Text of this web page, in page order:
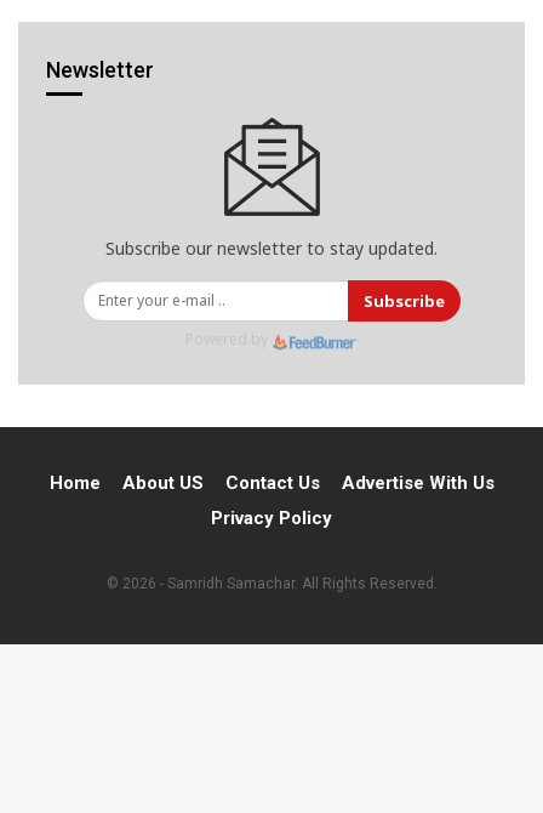
Newsletter
Subscribe our newsletter to stay updated.
Subscribe
Home About US Contact Us
Advertise With Us
Privacy Policy
© 2026 - Samridh Samachar. All Rights Reserved.